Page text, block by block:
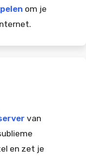
om je
van
en zet je